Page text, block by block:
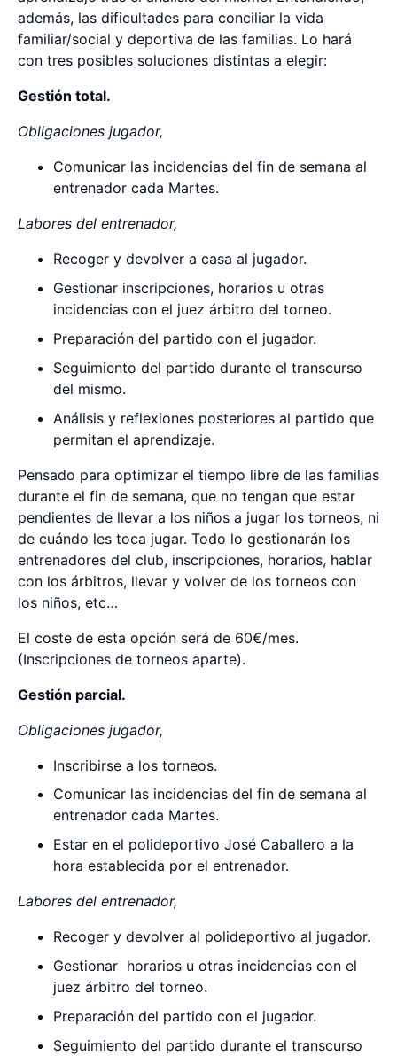
además, las dificultades para conciliar la vida
familiar/social y deportiva de las familias. Lo hará
con tres posibles soluciones distintas a elegir:
Gestión total.
Obligaciones jugador,
Comunicar las incidencias del fin de semana al
entrenador cada Martes.
Labores del entrenador,
Recoger y devolver a casa al jugador.
Gestionar inscripciones, horarios u otras
incidencias con el juez árbitro del torneo.
Preparación del partido con el jugador.
Seguimiento del partido durante el transcurso
del mismo.
Análisis y reflexiones posteriores al partido que
permitan el aprendizaje.
Pensado para optimizar el tiempo libre de las familias
durante el fin de semana, que no tengan que estar
pendientes de llevar a los niños a jugar los torneos, ni
de cuándo les toca jugar. Todo lo gestionarán los
entrenadores del club, inscripciones, horarios, hablar
con los árbitros, llevar y volver de los torneos con
los niños, etc…
El coste de esta opción será de 60€/mes.
(Inscripciones de torneos aparte).
Gestión parcial.
Obligaciones jugador,
Inscribirse a los torneos.
Comunicar las incidencias del fin de semana al
entrenador cada Martes.
Estar en el polideportivo José Caballero a la
hora establecida por el entrenador.
Labores del entrenador,
Recoger y devolver al polideportivo al jugador.
Gestionar horarios u otras incidencias con el
juez árbitro del torneo.
Preparación del partido con el jugador.
Seguimiento del partido durante el transcurso